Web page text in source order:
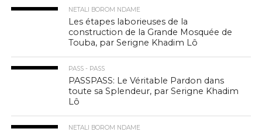
NETALI BOROM NDAME
Les étapes laborieuses de la
construction de la Grande Mosquée de
Touba, par Serigne Khadim Lô
PASS - PASS
PASSPASS: Le Véritable Pardon dans
toute sa Splendeur, par Serigne Khadim
Lô
NETALI BOROM NDAME